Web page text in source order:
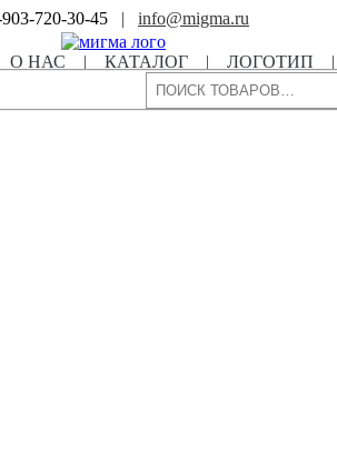
720-30-45 | info@migma.ru
О НАС | КАТАЛОГ | ЛОГОТИП
Поиск